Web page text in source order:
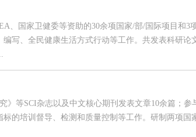
、国家卫健委等资助的30余项国家/部/国际项目和3
编写、全民健康生活方式行动等工作。共发表科研
》等SCI杂志以及中文核心期刊发表文章10余篇；参
标的培训督导、检测和质量控制等工作。研制两项